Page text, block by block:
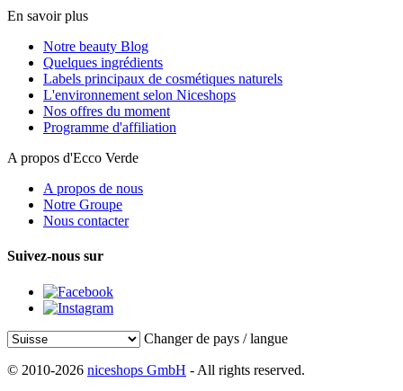
En savoir plus
Notre beauty Blog
Quelques ingrédients
Labels principaux de cosmétiques naturels
L'environnement selon Niceshops
Nos offres du moment
Programme d'affiliation
A propos d'Ecco Verde
A propos de nous
Notre Groupe
Nous contacter
Suivez-nous sur
Changer de pays / langue
© 2010-2026 niceshops GmbH - All rights reserved.